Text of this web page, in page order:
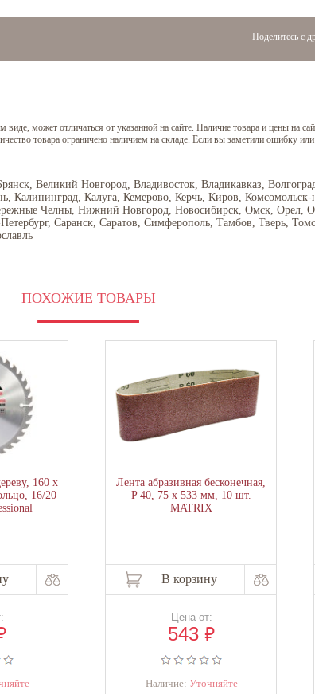
Поделитесь с
может отличаться от указанной на сайте. Наличие товара и цены на
товара ограничено наличием на складе. Если вы заметили ошибку
Великий Новгород, Владивосток, Владикавказ,
Калининград, Калуга, Кемерово, Керчь, Киров,
Челны, Нижний Новгород, Новосибирск, Омск, Орел,
Саранск, Саратов, Симферополь, Тамбов, Тверь,
ПОХОЖИЕ ТОВАРЫ
160 х
16/20
Лента абразивная бесконечная,
P 40, 75 х 533 мм, 10 шт.
MATRIX
В корзину
Цена от:
543 ₽
Наличие: Уточняйте